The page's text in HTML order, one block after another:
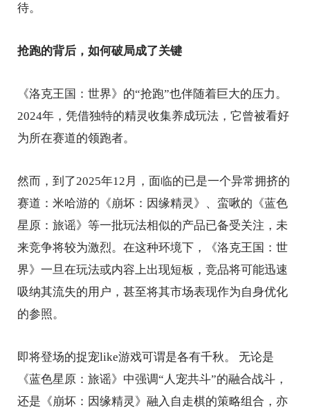
待。
抢跑的背后，如何破局成了关键
《洛克王国：世界》的“抢跑”也伴随着巨大的压力。
2024年，凭借独特的精灵收集养成玩法，它曾被看好
为所在赛道的领跑者。
然而，到了2025年12月，面临的已是一个异常拥挤的
赛道：米哈游的《崩坏：因缘精灵》、蛮啾的《蓝色
星原：旅谣》等一批玩法相似的产品已备受关注，未
来竞争将较为激烈。在这种环境下，《洛克王国：世
界》一旦在玩法或内容上出现短板，竞品将可能迅速
吸纳其流失的用户，甚至将其市场表现作为自身优化
的参照。
即将登场的捉宠like游戏可谓是各有千秋。 无论是
《蓝色星原：旅谣》中强调“人宠共斗”的融合战斗，
还是《崩坏：因缘精灵》融入自走棋的策略组合，亦